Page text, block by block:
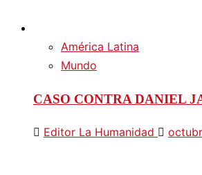
América Latina
Mundo
CASO CONTRA DANIEL
Editor La Humanidad